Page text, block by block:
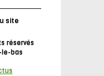
site
réservés
le-bas